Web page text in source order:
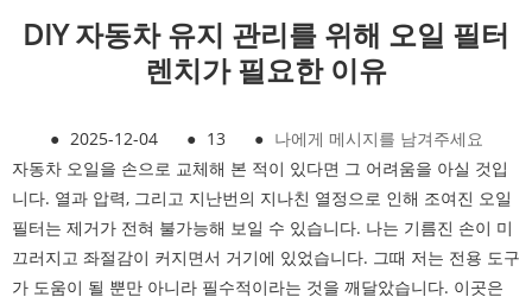
DIY 자동차 유지 관리를 위해 오일 필터
렌치가 필요한 이유
● 2025-12-04 ● 13 ● 나에게 메시지를 남겨주세요
자동차 오일을 손으로 교체해 본 적이 있다면 그 어려움을 아실 것입
니다. 열과 압력, 그리고 지난번의 지나친 열정으로 인해 조여진 오일
필터는 제거가 전혀 불가능해 보일 수 있습니다. 나는 기름진 손이 미
끄러지고 좌절감이 커지면서 거기에 있었습니다. 그때 저는 전용 도구
가 도움이 될 뿐만 아니라 필수적이라는 것을 깨달았습니다. 이곳은